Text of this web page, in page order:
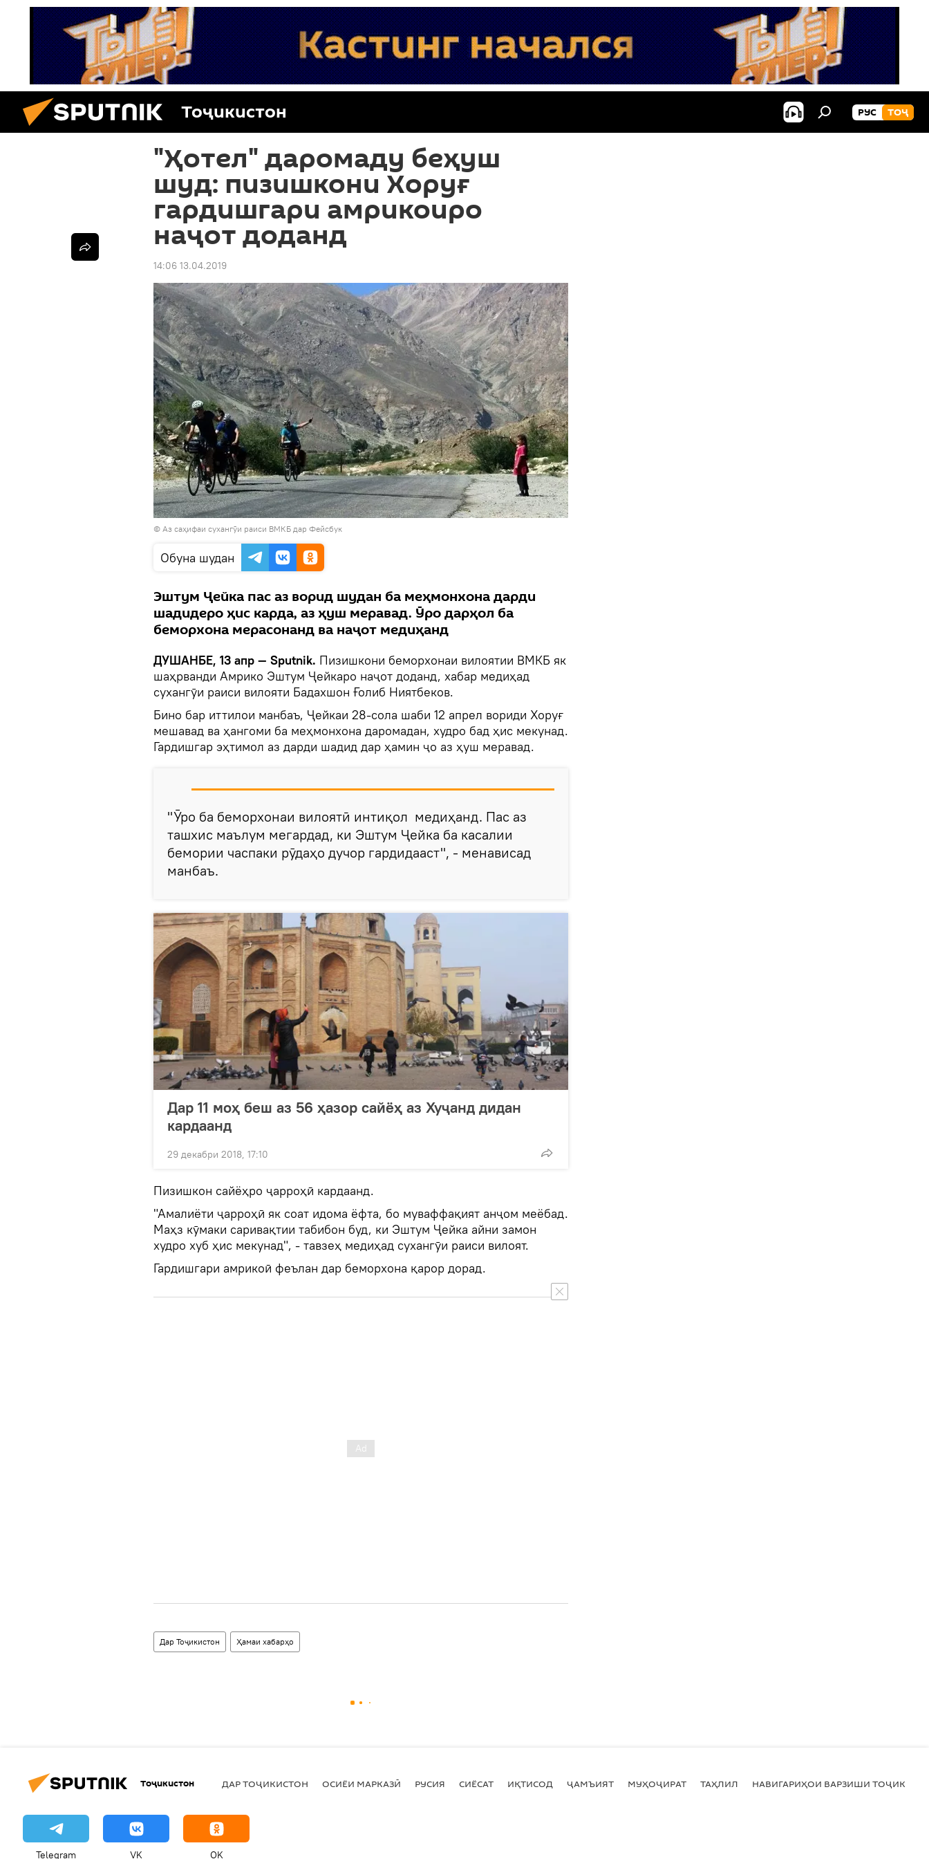
Тоҷикистон РУС ТОҶ
"Ҳотел" даромаду беҳуш
шуд: пизишкони Хоруғ
гардишгари амрикоиро
наҷот доданд
14:06 13.04.2019
© Аз саҳифаи сухангӯи раиси ВМКБ дар Фейсбук
Обуна шудан
Эштум Ҷейка пас аз ворид шудан ба меҳмонхона дарди
шадидеро ҳис карда, аз ҳуш меравад. Ӯро дарҳол ба
беморхона мерасонанд ва наҷот медиҳанд
ДУШАНБЕ, 13 апр — Sputnik. Пизишкони беморхонаи вилоятии ВМКБ як
шаҳрванди Амрико Эштум Ҷейкаро наҷот доданд, хабар медиҳад
сухангӯи раиси вилояти Бадахшон Ғолиб Ниятбеков.
Бино бар иттилои манбаъ, Ҷейкаи 28-сола шаби 12 апрел вориди Хоруғ
мешавад ва ҳангоми ба меҳмонхона даромадан, худро бад ҳис мекунад.
Гардишгар эҳтимол аз дарди шадид дар ҳамин ҷо аз ҳуш меравад.
"Ӯро ба беморхонаи вилоятӣ интиқол медиҳанд. Пас аз
ташхис маълум мегардад, ки Эштум Ҷейка ба касалии
бемории часпаки рӯдаҳо дучор гардидааст", - менависад
манбаъ.
Дар 11 моҳ беш аз 56 ҳазор сайёҳ аз Хуҷанд дидан
кардаанд
29 декабри 2018, 17:10
Пизишкон сайёҳро ҷарроҳӣ кардаанд.
"Амалиёти ҷарроҳӣ як соат идома ёфта, бо муваффақият анҷом меёбад.
Маҳз кӯмаки саривақтии табибон буд, ки Эштум Ҷейка айни замон
худро хуб ҳис мекунад", - тавзеҳ медиҳад сухангӯи раиси вилоят.
Гардишгари амрикоӣ феълан дар беморхона қарор дорад.
Дар Тоҷикистон Ҳамаи хабарҳо
Тоҷикистон ДАР ТОҶИКИСТОН ОСИЁИ МАРКАЗӢ РУСИЯ СИЁСАТ ИҚТИСОД ҶАМЪИЯТ МУҲОҶИРАТ ТАҲЛИЛ НАВИГАРИҲОИ ВАРЗИШИ
Telegram VK OK